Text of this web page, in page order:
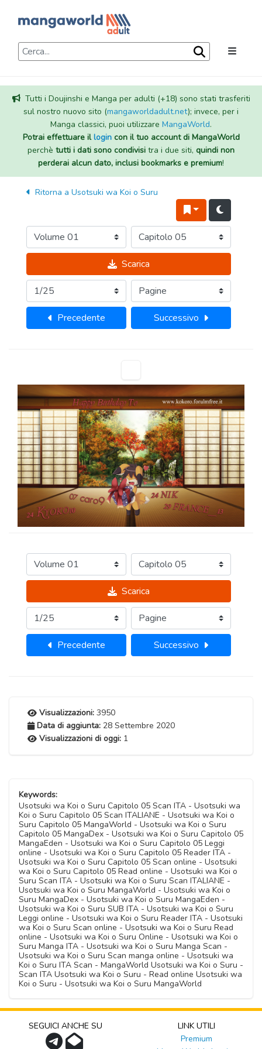
Tutti i Doujinshi e Manga per adulti (+18) sono stati trasferiti
sul nostro nuovo sito (mangaworldadult.net); invece, per i
Manga classici, puoi utilizzare MangaWorld.
Potrai effettuare illogincon il tuo account di MangaWorld
perchè tutti i dati sono condivisi tra i due siti, quindi non
perderai alcun dato, inclusi bookmarks e premium!
Ritorna a Usotsuki wa Koi o Suru
Scarica
Precedente Successivo
Scarica
Precedente Successivo
Visualizzazioni: 3950
Data di aggiunta: 28 Settembre 2020
Visualizzazioni di oggi: 1
Keywords:
Usotsuki wa Koi o Suru Capitolo 05 Scan ITA - Usotsuki wa
Koi o Suru Capitolo 05 Scan ITALIANE - Usotsuki wa Koi o
Suru Capitolo 05 MangaWorld - Usotsuki wa Koi o Suru
Capitolo 05 MangaDex - Usotsuki wa Koi o Suru Capitolo 05
MangaEden - Usotsuki wa Koi o Suru Capitolo 05 Leggi
online - Usotsuki wa Koi o Suru Capitolo 05 Reader ITA -
Usotsuki wa Koi o Suru Capitolo 05 Scan online - Usotsuki
wa Koi o Suru Capitolo 05 Read online - Usotsuki wa Koi o
Suru Scan ITA - Usotsuki wa Koi o Suru Scan ITALIANE -
Usotsuki wa Koi o Suru MangaWorld - Usotsuki wa Koi o
Suru MangaDex - Usotsuki wa Koi o Suru MangaEden -
Usotsuki wa Koi o Suru SUB ITA - Usotsuki wa Koi o Suru
Leggi online - Usotsuki wa Koi o Suru Reader ITA - Usotsuki
wa Koi o Suru Scan online - Usotsuki wa Koi o Suru Read
online - Usotsuki wa Koi o Suru Online - Usotsuki wa Koi o
Suru Manga ITA - Usotsuki wa Koi o Suru Manga Scan -
Usotsuki wa Koi o Suru Scan manga online - Usotsuki wa
Koi o Suru ITA Scan - MangaWorld Usotsuki wa Koi o Suru -
Scan ITA Usotsuki wa Koi o Suru - Read online Usotsuki wa
Koi o Suru - Usotsuki wa Koi o Suru MangaWorld
SEGUICI ANCHE SU
LINK UTILI
Premium